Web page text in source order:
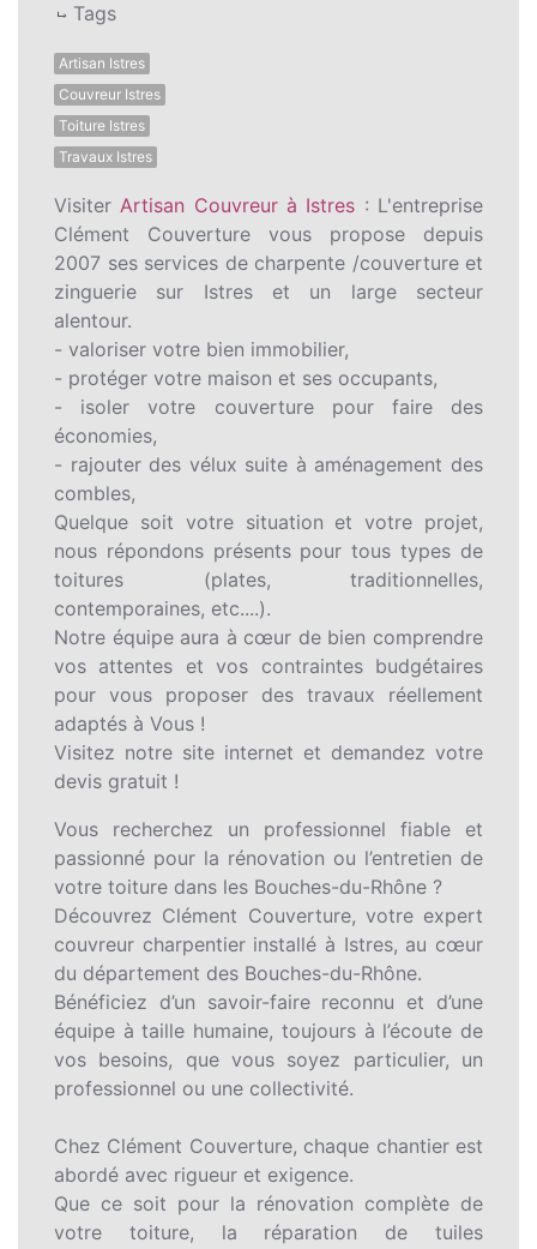
Tags
Artisan Istres
Couvreur Istres
Toiture Istres
Travaux Istres
VisiterArtisan Couvreur à Istres : L'entreprise
Clément Couverture vous propose depuis
2007 ses services de charpente /couverture et
zinguerie sur Istres et un large secteur
alentour.
- valoriser votre bien immobilier,
- protéger votre maison et ses occupants,
- isoler votre couverture pour faire des
économies,
- rajouter des vélux suite à aménagement des
combles,
Quelque soit votre situation et votre projet,
nous répondons présents pour tous types de
toitures (plates, traditionnelles,
contemporaines, etc....).
Notre équipe aura à cœur de bien comprendre
vos attentes et vos contraintes budgétaires
pour vous proposer des travaux réellement
adaptés à Vous !
Visitez notre site internet et demandez votre
devis gratuit !
Vous recherchez un professionnel fiable et
passionné pour la rénovation ou l’entretien de
votre toiture dans les Bouches-du-Rhône ?
Découvrez Clément Couverture, votre expert
couvreur charpentier installé à Istres, au cœur
du département des Bouches-du-Rhône.
Bénéficiez d’un savoir-faire reconnu et d’une
équipe à taille humaine, toujours à l’écoute de
vos besoins, que vous soyez particulier, un
professionnel ou une collectivité.
Chez Clément Couverture, chaque chantier est
abordé avec rigueur et exigence.
Que ce soit pour la rénovation complète de
votre toiture, la réparation de tuiles